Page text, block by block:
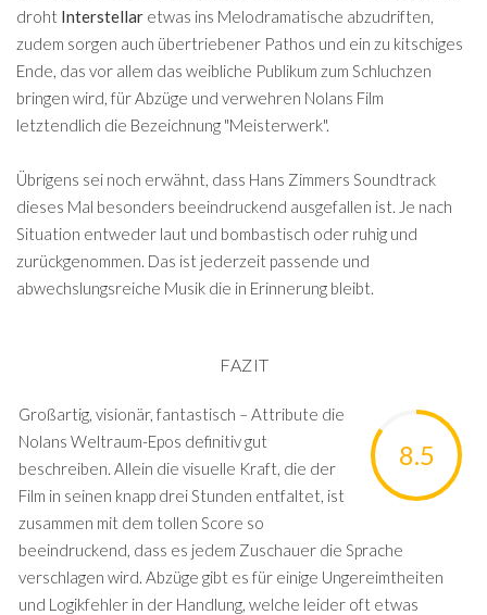
droht Interstellar etwas ins Melodramatische abzudriften,
zudem sorgen auch übertriebener Pathos und ein zu kitschiges
Ende, das vor allem das weibliche Publikum zum Schluchzen
bringen wird, für Abzüge und verwehren Nolans Film
letztendlich die Bezeichnung "Meisterwerk".
Übrigens sei noch erwähnt, dass Hans Zimmers Soundtrack
dieses Mal besonders beeindruckend ausgefallen ist. Je nach
Situation entweder laut und bombastisch oder ruhig und
zurückgenommen. Das ist jederzeit passende und
abwechslungsreiche Musik die in Erinnerung bleibt.
FAZIT
8.5
Großartig, visionär, fantastisch – Attribute die
Nolans Weltraum-Epos definitiv gut
beschreiben. Allein die visuelle Kraft, die der
Film in seinen knapp drei Stunden entfaltet, ist
zusammen mit dem tollen Score so
beeindruckend, dass es jedem Zuschauer die Sprache
verschlagen wird. Abzüge gibt es für einige Ungereimtheiten
und Logikfehler in der Handlung, welche leider oft etwas